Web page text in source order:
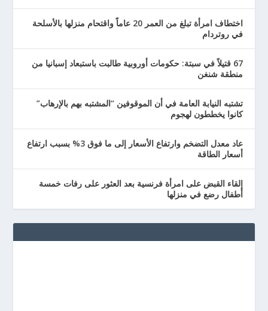
اختطاف امرأة تبلغ من العمر 20 عاماً واقتحام منزلها بالأسلحة
في روتردام
67 قتيلاً في سبتة: حكومات أوروبية طالبت باستبعاد إسبانيا من
منطقة شنغن
تشتبه النيابة العامة في أن الموقوفين “المشتبه بهم بالإرهاب”
كانوا يخططون لهجوم
عاد معدل التضخم وارتفاع الأسعار إلى ما فوق 3% بسبب ارتفاع
أسعار الطاقة
إلقاء القبض على امرأة فرنسية بعد العثور على رفات خمسة
أطفال رضع في منزلها